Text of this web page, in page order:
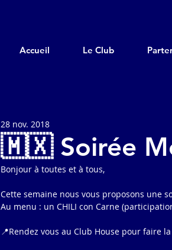
Accueil Le Club
🇲🇽 Soirée
28 nov. 2018
Bonjour à toutes et à tous,
Cette semaine nous vous proposons une
Au menu : un CHILI con Carne
📍Rendez vous au Club House pour faire